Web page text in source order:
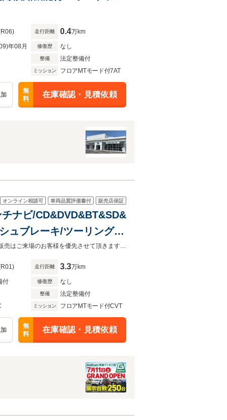
ジ
走行距離 0.4万km
年08月 修復歴 なし
整備 法定整備付
ミッション フロアMTモード付7AT
無
料
在庫確認・見積依頼
オンライン相談可 車両品質評価書付 販売店保証
ナビ/CD&DVD&BT&SD&
ュブレーキ/ツーリングア
クティブレーンキープ/AT
☆7/11ガリバー草加インター店グランドオープン！ご来店お待ちしています！◆販売はご来場のお客様を優先させて頂きます。◆あらかじめご確認下さい※販売は一般のお客様に限ります。
走行距離 3.3万km
付 修復歴 なし
整備 法定整備付
ミッション フロアMTモード付CVT
無
料
在庫確認・見積依頼